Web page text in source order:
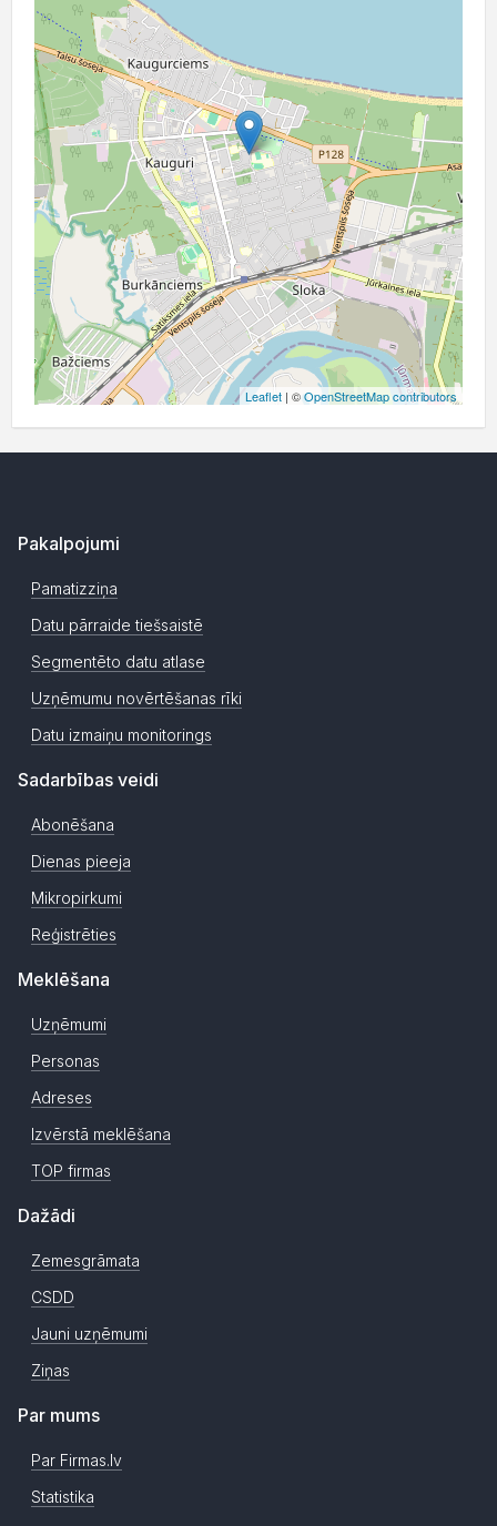
Leaflet | ©OpenStreetMap contributors
Pakalpojumi
Pamatizziņa
Datu pārraide tiešsaistē
Segmentēto datu atlase
Uzņēmumu novērtēšanas rīki
Datu izmaiņu monitorings
Sadarbības veidi
Abonēšana
Dienas pieeja
Mikropirkumi
Reģistrēties
Meklēšana
Uzņēmumi
Personas
Adreses
Izvērstā meklēšana
TOP firmas
Dažādi
Zemesgrāmata
CSDD
Jauni uzņēmumi
Ziņas
Par mums
Par Firmas.lv
Statistika